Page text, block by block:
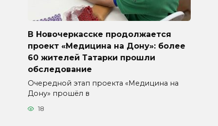
В Новочеркасске продолжается
проект «Медицина на Дону»: более
60 жителей Татарки прошли
обследование
Очередной этап проекта «Медицина на
Дону» прошёл в
18